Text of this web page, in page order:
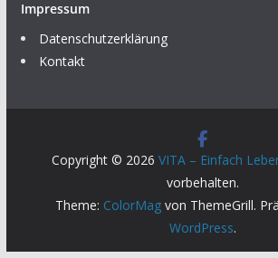
Impressum
Datenschutzerklärung
Kontakt
Copyright © 2026 VITA – Einfach
vorbehalten.
Theme: ColorMag von ThemeGrill.
WordPress.